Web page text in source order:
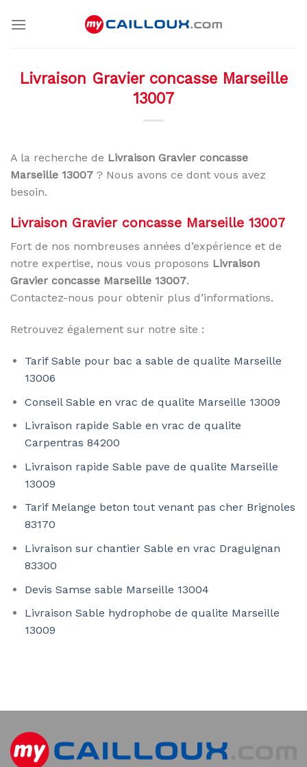
Livraison Gravier concasse Marseille
13007
A la recherche de Livraison Gravier concasse
Marseille 13007 ? Nous avons ce dont vous avez
besoin.
Livraison Gravier concasse Marseille 13007
Fort de nos nombreuses années d’expérience et de
notre expertise, nous vous proposons Livraison
Gravier concasse Marseille 13007.
Contactez-nous pour obtenir plus d’informations.
Retrouvez également sur notre site :
Tarif Sable pour bac a sable de qualite Marseille
13006
Conseil Sable en vrac de qualite Marseille 13009
Livraison rapide Sable en vrac de qualite
Carpentras 84200
Livraison rapide Sable pave de qualite Marseille
13009
Tarif Melange beton tout venant pas cher Brignoles
83170
Livraison sur chantier Sable en vrac Draguignan
83300
Devis Samse sable Marseille 13004
Livraison Sable hydrophobe de qualite Marseille
13009